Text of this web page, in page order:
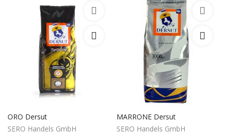
ORO Dersut
SERO Handels GmbH
MARRONE Dersut
SERO Handels GmbH